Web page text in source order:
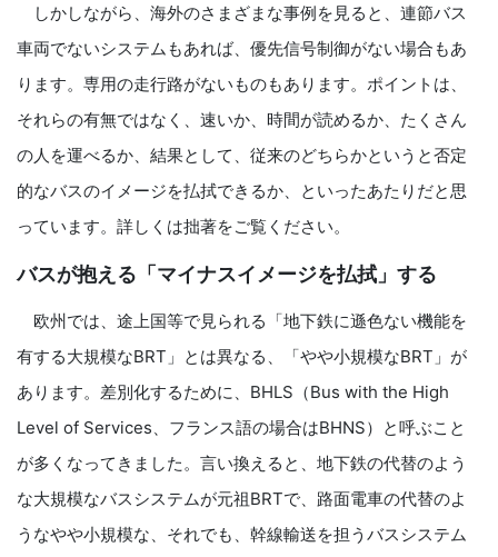
しかしながら、海外のさまざまな事例を見ると、連節バス
車両でないシステムもあれば、優先信号制御がない場合もあ
ります。専用の走行路がないものもあります。ポイントは、
それらの有無ではなく、速いか、時間が読めるか、たくさん
の人を運べるか、結果として、従来のどちらかというと否定
的なバスのイメージを払拭できるか、といったあたりだと思
っています。詳しくは拙著をご覧ください。
バスが抱える「マイナスイメージを払拭」する
欧州では、途上国等で見られる「地下鉄に遜色ない機能を
有する大規模なBRT」とは異なる、「やや小規模なBRT」が
あります。差別化するために、BHLS（Bus with the High
Level of Services、フランス語の場合はBHNS）と呼ぶこと
が多くなってきました。言い換えると、地下鉄の代替のよう
な大規模なバスシステムが元祖BRTで、路面電車の代替のよ
うなやや小規模な、それでも、幹線輸送を担うバスシステム